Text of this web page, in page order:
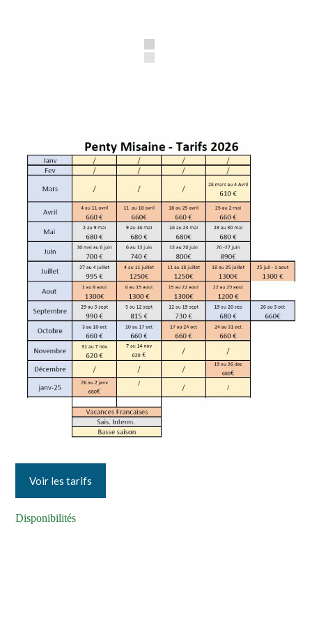
Voir les tarifs
Disponibilités